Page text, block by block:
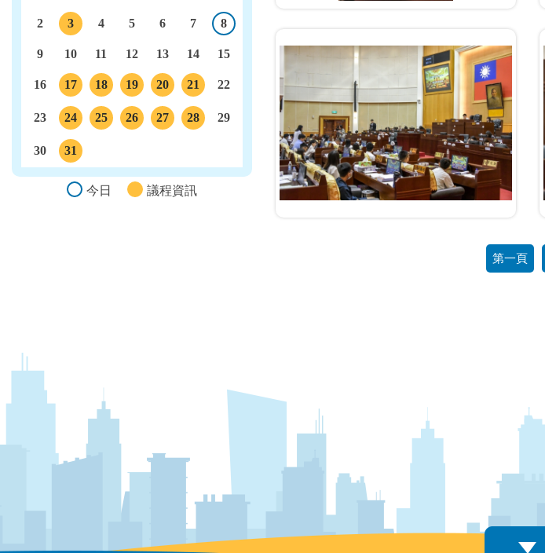
2
3
4 5 6 7
8
9
10 11 12 13 14 15
16
17
議程
18
議程
19
議程
20
議程
21
議程
22
23
24
議程
25
26
27
28
29
30
31
今日
議程資訊
第一頁